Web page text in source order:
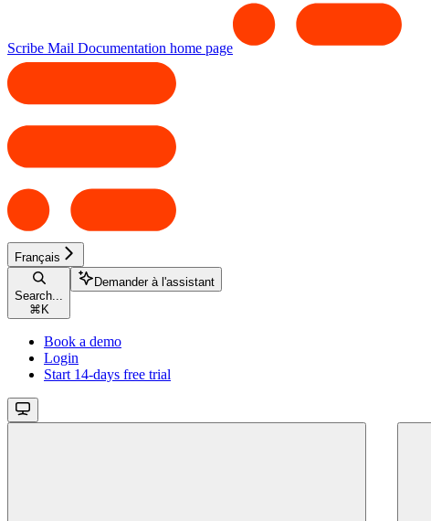
Scribe Mail Documentation home page
Français
Search...
⌘ K
Demander à l'assistant
Book a demo
Login
Start 14-days free trial